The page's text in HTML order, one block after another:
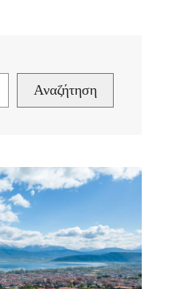
Αναζήτηση